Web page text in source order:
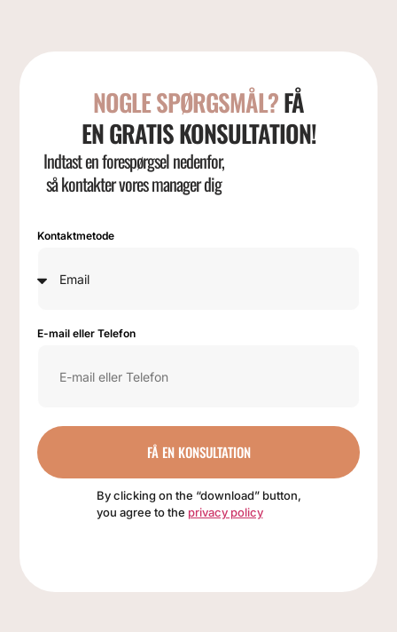
NOGLE SPØRGSMÅL?FÅ
EN GRATIS KONSULTATION!
Indtast en forespørgsel nedenfor,
så kontakter vores manager dig
Kontaktmetode
E-mail eller Telefon
FÅ EN KONSULTATION
By clicking on the “download” button,
you agree to the privacy policy